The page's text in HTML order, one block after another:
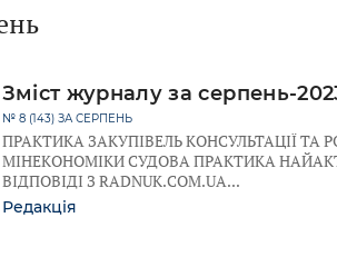
Зміст журналу за серпень-
№ 8 (143) ЗА СЕРПЕНЬ
ПРАКТИКА ЗАКУПІВЕЛЬ КОНСУЛЬТАЦІЇ ТА
МІНЕКОНОМІКИ СУДОВА ПРАКТИКА
ВІДПОВІДІ З RADNUK.COM.UA
Редакція